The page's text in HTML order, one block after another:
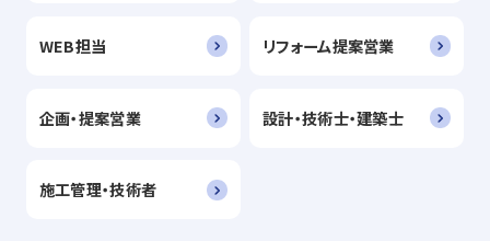
WEB担当 リフォーム提案営業
企画・提案営業 設計・技術士・建築士
施工管理・技術者